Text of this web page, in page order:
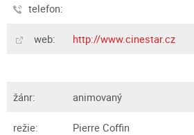
telefon:
web: http://www.cinestar.cz
žánr: animovaný
režie: Pierre Coffin